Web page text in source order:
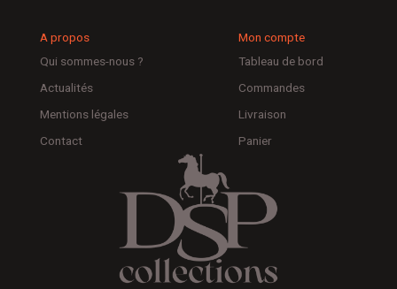
A propos
Qui sommes-nous ?
Actualités
Mentions légales
Contact
Mon compte
Tableau de bord
Commandes
Livraison
Panier